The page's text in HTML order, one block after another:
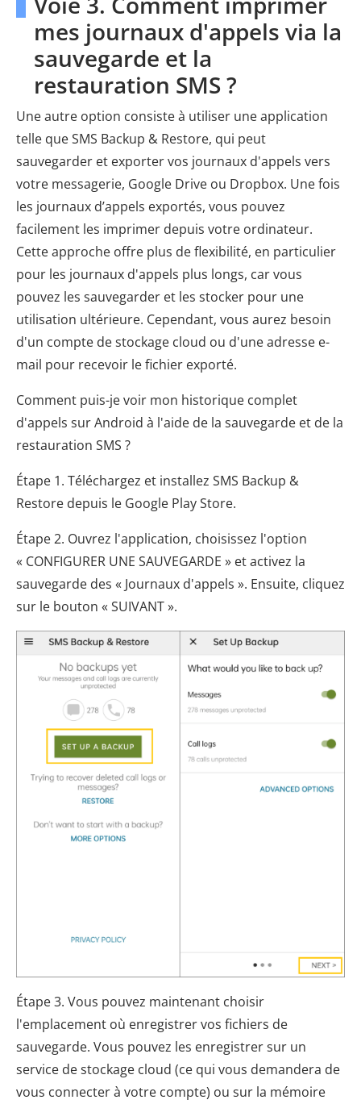
mes journaux d'appels via la
sauvegarde et la
restauration SMS ?
Une autre option consiste à utiliser une application
telle que SMS Backup & Restore, qui peut
sauvegarder et exporter vos journaux d'appels vers
votre messagerie, Google Drive ou Dropbox. Une fois
les journaux d’appels exportés, vous pouvez
facilement les imprimer depuis votre ordinateur.
Cette approche offre plus de flexibilité, en particulier
pour les journaux d'appels plus longs, car vous
pouvez les sauvegarder et les stocker pour une
utilisation ultérieure. Cependant, vous aurez besoin
d'un compte de stockage cloud ou d'une adresse e-
mail pour recevoir le fichier exporté.
Comment puis-je voir mon historique complet
d'appels sur Android à l'aide de la sauvegarde et de la
restauration SMS ?
Étape 1. Téléchargez et installez SMS Backup &
Restore depuis le Google Play Store.
Étape 2. Ouvrez l'application, choisissez l'option
« CONFIGURER UNE SAUVEGARDE » et activez la
sauvegarde des « Journaux d'appels ». Ensuite, cliquez
sur le bouton « SUIVANT ».
Étape 3. Vous pouvez maintenant choisir
l'emplacement où enregistrer vos fichiers de
sauvegarde. Vous pouvez les enregistrer sur un
service de stockage cloud (ce qui vous demandera de
vous connecter à votre compte) ou sur la mémoire